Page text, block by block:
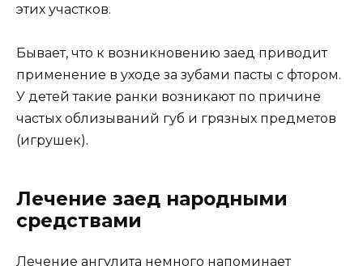
этих участков.
Бывает, что к возникновению заед приводит
применение в уходе за зубами пасты с фтором.
У детей такие ранки возникают по причине
частых облизываний губ и грязных предметов
(игрушек).
Лечение заед народными
средствами
Лечение ангулита немного напоминает